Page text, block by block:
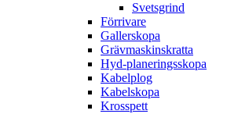
Svets­grind
Förrivare
Galler­skopa
Gräv­maskins­kratta
Hyd­-planerings­skopa
Kabel­plog
Kabel­skopa
Kros­spett